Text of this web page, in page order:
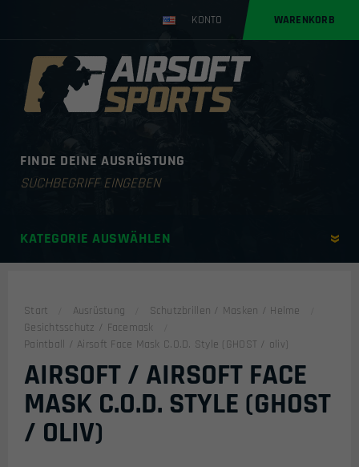
KONTO WARENKORB
FINDE DEINE AUSRÜSTUNG
Products
KATEGORIE AUSWÄHLEN
Start Ausrüstung
Schutzbrillen / Masken / Helme
Gesichtsschutz / Facemask
Paintball / Airsoft Face Mask C.O.D. Style (GHOST / oliv)
AIRSOFT / AIRSOFT FACE
MASK C.O.D. STYLE (GHOST
/ OLIV)